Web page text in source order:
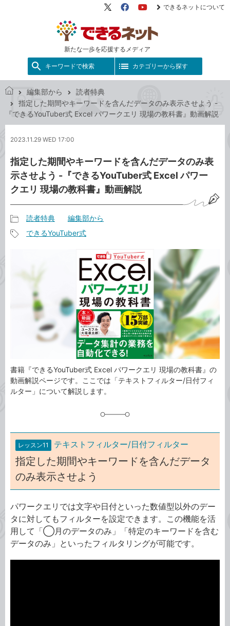
新たな一歩を応援するメディア
X（旧
FacebookYouTube
できるネットについて
キーワードで検索 カテゴリーから探す
で
き
ッ
編集部から
読者特典
指定した期間やキーワードを含んだデータのみ表示させよう -
『できるYouTuber式 Excel パワークエリ 現場の教科書』動画解説
2023.11.29 WED 17:00
指定した期間やキーワードを含んだデータのみ表
示させよう -『できるYouTuber式 Excel パワー
クエリ 現場の教科書』動画解説
事
ゴ
読者特典 編集部から
グ
できるYouTuber式
書籍『できるYouTuber式 Excel パワークエリ 現場の教科書』の
動画解説ページです。ここでは「テキストフィルター/日付フィ
ルター」について解説します。
レッスン11 テキストフィルター/日付フィルター
指定した期間やキーワードを含んだデータ
のみ表示させよう
パワークエリでは文字や日付といった数値型以外のデー
タに対してもフィルターを設定できます。この機能を活
用して「◯月のデータのみ」「特定のキーワードを含む
データのみ」といったフィルタリングが可能です。